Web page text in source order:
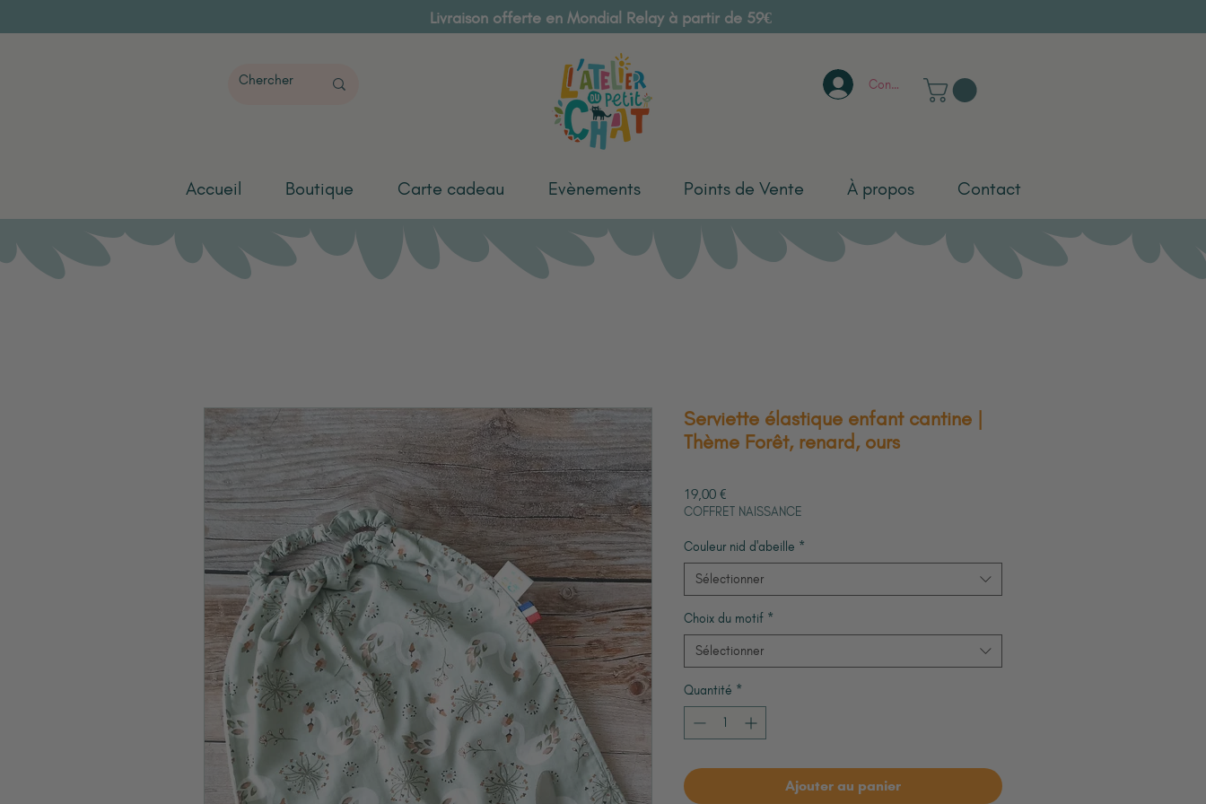
Livraison offerte en Mondial Relay à partir de 59€
Connexion
Accueil Boutique Carte cadeau Evènements Points de Vente À propos Contact
Serviette élastique enfant cantine |
Thème Forêt, renard, ours
19,00 €
COFFRET NAISSANCE
Couleur nid d'abeille *
Sélectionner
Choix du motif *
Sélectionner
Quantité *
Ajouter au panier